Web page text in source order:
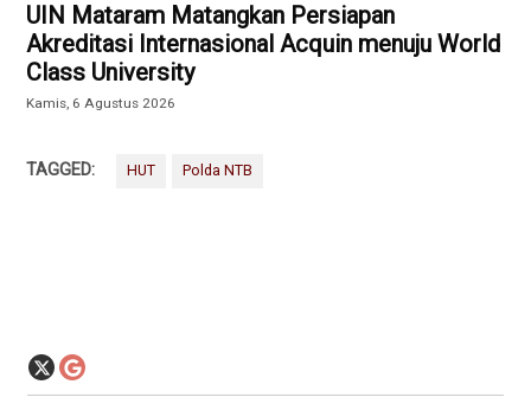
UIN Mataram Matangkan Persiapan
Akreditasi Internasional Acquin menuju World
Class University
Kamis, 6 Agustus 2026
TAGGED: HUT Polda NTB